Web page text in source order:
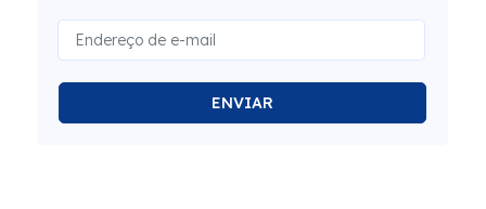
ENVIAR